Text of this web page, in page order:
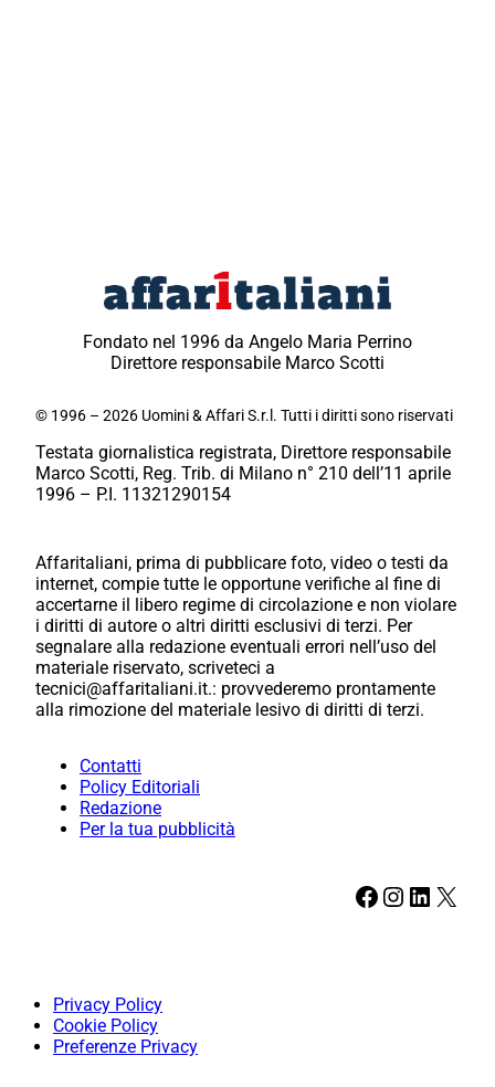
Fondato nel 1996 da Angelo Maria Perrino
Direttore responsabile Marco Scotti
© 1996 – 2026 Uomini & Affari S.r.l. Tutti i diritti sono riservati
Testata giornalistica registrata, Direttore responsabile
Marco Scotti, Reg. Trib. di Milano n° 210 dell’11 aprile
1996 – P.I. 11321290154
Affaritaliani, prima di pubblicare foto, video o testi da
internet, compie tutte le opportune verifiche al fine di
accertarne il libero regime di circolazione e non violare
i diritti di autore o altri diritti esclusivi di terzi. Per
segnalare alla redazione eventuali errori nell’uso del
materiale riservato, scriveteci a
tecnici@affaritaliani.it.: provvederemo prontamente
alla rimozione del materiale lesivo di diritti di terzi.
Contatti
Policy Editoriali
Redazione
Per la tua pubblicità
Facebook Instagram LinkedIn X
Privacy Policy
Cookie Policy
Preferenze Privacy